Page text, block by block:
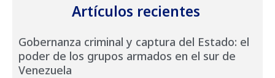
Artículos recientes
Gobernanza criminal y captura del Estado: el
poder de los grupos armados en el sur de
Venezuela